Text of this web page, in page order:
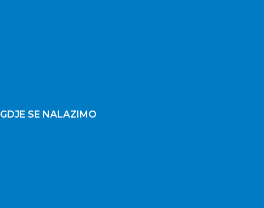
GDJE SE NALAZIMO